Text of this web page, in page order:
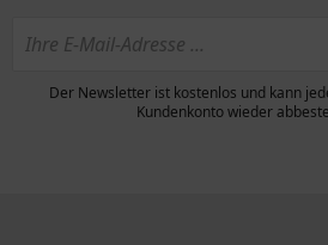
Der Newsletter ist kostenlos und kann
Kundenkonto wieder